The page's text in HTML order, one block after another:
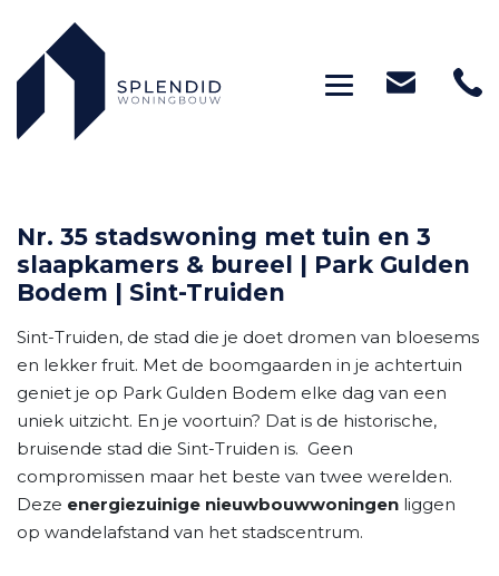
Toggle
Nr. 35 stadswoning met tuin en 3
slaapkamers & bureel | Park Gulden
Bodem | Sint-Truiden
Sint-Truiden, de stad die je doet dromen van bloesems
en lekker fruit. Met de boomgaarden in je achtertuin
geniet je op Park Gulden Bodem elke dag van een
uniek uitzicht. En je voortuin? Dat is de historische,
bruisende stad die Sint-Truiden is. Geen
compromissen maar het beste van twee werelden.
Deze energiezuinige nieuwbouwwoningen liggen
op wandelafstand van het stadscentrum.